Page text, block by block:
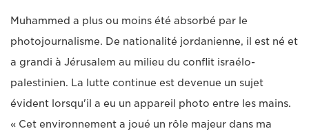
Muhammed a plus ou moins été absorbé par le
photojournalisme. De nationalité jordanienne, il est né et
a grandi à Jérusalem au milieu du conflit israélo-
palestinien. La lutte continue est devenue un sujet
évident lorsqu'il a eu un appareil photo entre les mains.
« Cet environnement a joué un rôle majeur dans ma